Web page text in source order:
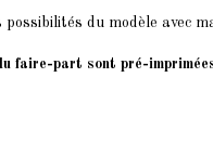
du modèle avec
faire-part sont pré-